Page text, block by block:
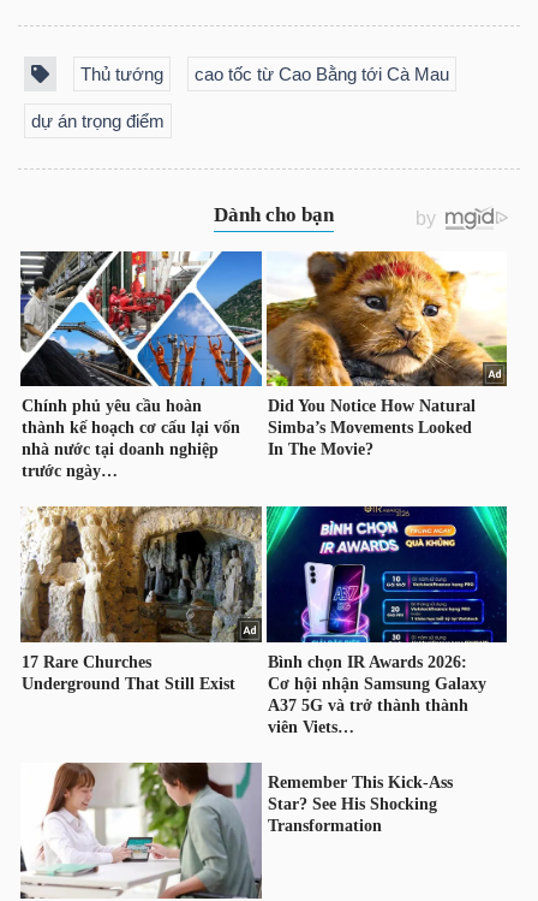
Thủ tướng cao tốc từ Cao Bằng tới Cà Mau
dự án trọng điểm
SECTOR
NGUYÊN
VẬT
LIỆU
CÔNG
NGHIỆP
TIÊU
DÙNG
KHÔNG
THIẾT